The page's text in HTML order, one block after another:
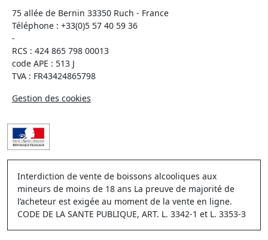
75 allée de Bernin 33350 Ruch - France
Téléphone : +33(0)5 57 40 59 36
-
RCS : 424 865 798 00013
code APE : 513 J
TVA : FR43424865798
Gestion des cookies
Interdiction de vente de boissons alcooliques aux
mineurs de moins de 18 ans La preuve de majorité de
l’acheteur est exigée au moment de la vente en ligne.
CODE DE LA SANTE PUBLIQUE, ART. L. 3342-1 et L. 3353-3